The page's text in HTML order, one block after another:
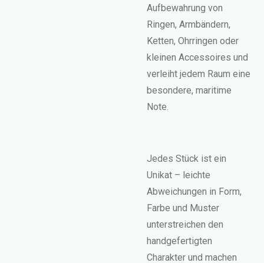
Aufbewahrung von
Ringen, Armbändern,
Ketten, Ohrringen oder
kleinen Accessoires und
verleiht jedem Raum eine
besondere, maritime
Note.
Jedes Stück ist ein
Unikat – leichte
Abweichungen in Form,
Farbe und Muster
unterstreichen den
handgefertigten
Charakter und machen